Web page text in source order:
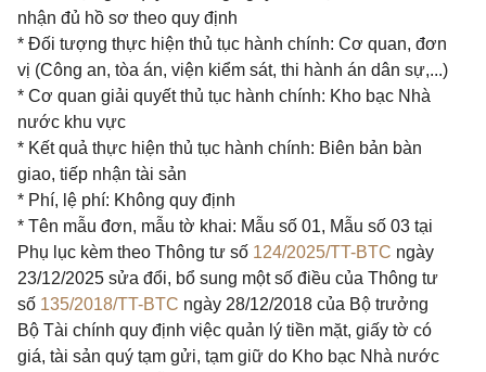
nhận đủ hồ sơ theo quy định
* Đối tượng thực hiện thủ tục hành chính: Cơ quan, đơn
vị (Công an, tòa án, viện kiểm sát, thi hành án dân sự,...)
* Cơ quan giải quyết thủ tục hành chính: Kho bạc Nhà
nước khu vực
* Kết quả thực hiện thủ tục hành chính: Biên bản bàn
giao, tiếp nhận tài sản
* Phí, lệ phí: Không quy định
* Tên mẫu đơn, mẫu tờ khai: Mẫu số 01, Mẫu số 03 tại
Phụ lục kèm theo Thông tư số 124/2025/TT-BTC ngày
23/12/2025 sửa đổi, bổ sung một số điều của Thông tư
số 135/2018/TT-BTC ngày 28/12/2018 của Bộ trưởng
Bộ Tài chính quy định việc quản lý tiền mặt, giấy tờ có
giá, tài sản quý tạm gửi, tạm giữ do Kho bạc Nhà nước